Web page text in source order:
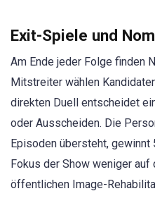
Exit-Spiele und
Am Ende jeder Folge finden
Mitstreiter wählen
direkten Duell entscheidet
oder Ausscheiden. Die
Episoden übersteht,
Fokus der Show weniger
öffentlichen Image-